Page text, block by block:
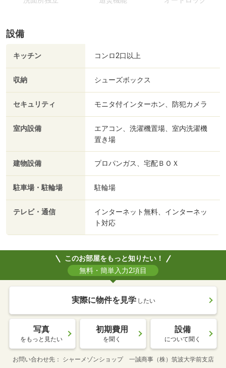
設備
キッチン コンロ2口以上
収納 シューズボックス
セキュリティ モニタ付インターホン、防犯カメラ
室内設備
エアコン、洗濯機置場、室内洗濯機
置き場
建物設備 プロパンガス、宅配ＢＯＸ
駐車場・駐輪場 駐輪場
テレビ・通信
インターネット無料、インターネッ
ト対応
このお部屋をもっと知りたい！
無料・簡単入力2項目
実際に物件を見学 したい
写真
をもっと見たい
初期費用
を聞く
設備
について聞く
お問い合わせ先 シャーメゾンショップ 一誠商事（株）筑波大学前支店